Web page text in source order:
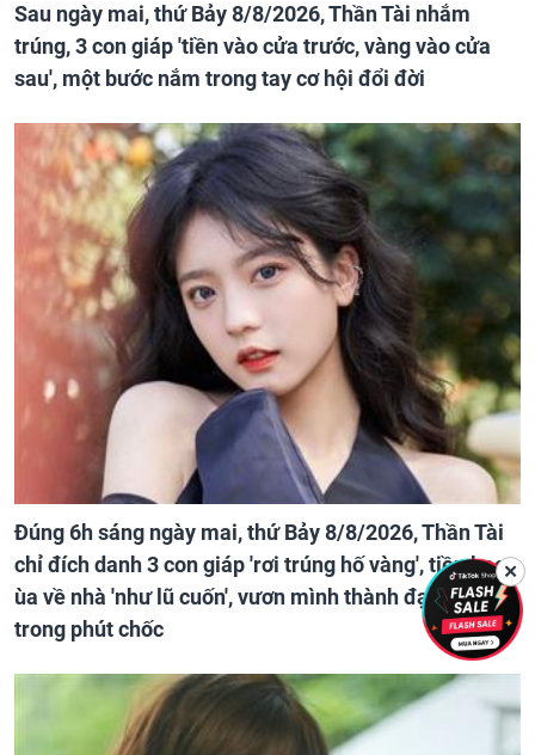
Sau ngày mai, thứ Bảy 8/8/2026, Thần Tài nhắm
trúng, 3 con giáp 'tiền vào cửa trước, vàng vào cửa
sau', một bước nắm trong tay cơ hội đổi đời
Đúng 6h sáng ngày mai, thứ Bảy 8/8/2026, Thần Tài
chỉ đích danh 3 con giáp 'rơi trúng hố vàng', tiền bạc
ùa về nhà 'như lũ cuốn', vươn mình thành đại gia
trong phút chốc
✕